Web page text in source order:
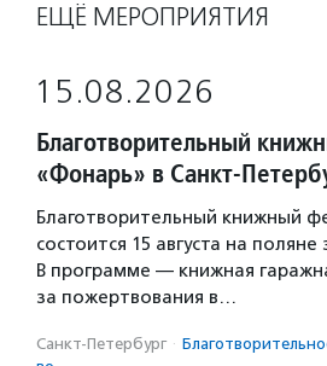
ЕЩЁ МЕРОПРИЯТИЯ
15.08.2026
Благотворительный
«Фонарь» в Санкт-
Благотворительный книжный
состоится 15 августа на
В программе — книжная
за пожертвования в…
Санкт-Петербург ·